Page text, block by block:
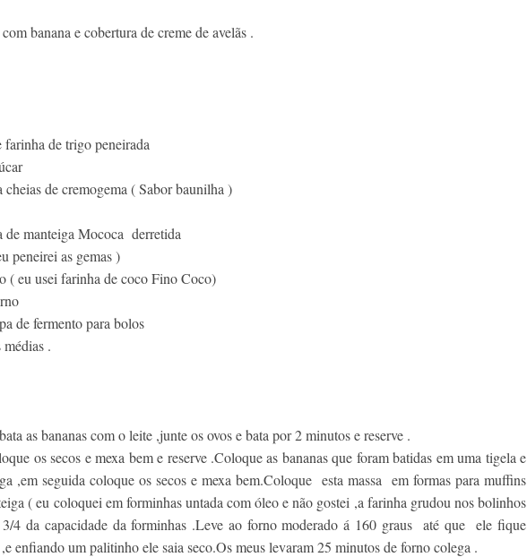
banana e cobertura de creme de avelãs .
de trigo peneirada
cheias de cremogema ( Sabor baunilha )
de manteiga Mococa derretida
peneirei as gemas )
( eu usei farinha de coco Fino Coco)
de fermento para bolos
médias .
as bananas com o leite ,junte os ovos e bata por 2 minutos e reserve .
os secos e mexa bem e reserve .Coloque as bananas que foram batidas em uma tigela e
,em seguida coloque os secos e mexa bem.Coloque esta massa em formas para muffins
( eu coloquei em forminhas untada com óleo e não gostei ,a farinha grudou nos bolinhos
3/4 da capacidade da forminhas .Leve ao forno moderado á 160 graus até que ele fique
enfiando um palitinho ele saia seco.Os meus levaram 25 minutos de forno colega .